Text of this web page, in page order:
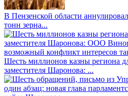
В Пензенской области
тонн зерна...
Шесть миллионов казны региона
заместителя Шаронова: ...